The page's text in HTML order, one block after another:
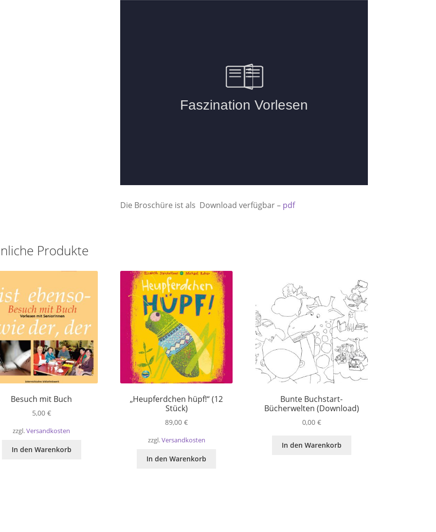
Die Broschüre ist als Download verfügbar – pdf
Produkte
Besuch mit Buch
5,00 €
zzgl.Versandkosten
In den Warenkorb
„Heupferdchen hüpf!“ (12
Stück)
89,00€
zzgl.Versandkosten
In den Warenkorb
Bunte Buchstart-
Bücherwelten (Download)
0,00 €
In den Warenkorb